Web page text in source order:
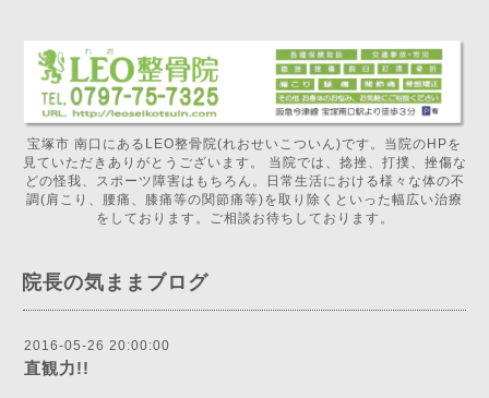
宝塚市 南口にあるLEO整骨院(れおせいこついん)です。当院のHPを
見ていただきありがとうございます。 当院では、捻挫、打撲、挫傷な
どの怪我、スポーツ障害はもちろん。日常生活における様々な体の不
調(肩こり、腰痛、膝痛等の関節痛等)を取り除くといった幅広い治療
をしております。ご相談お待ちしております。
院長の気ままブログ
2016-05-26 20:00:00
直観力!!